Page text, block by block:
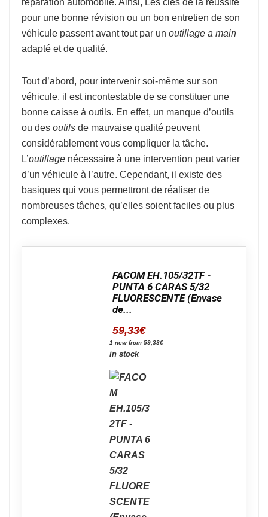
pour une bonne révision ou un bon entretien de son
véhicule passent avant tout par un outillage a main
adapté et de qualité.
Tout d’abord, pour intervenir soi-même sur son
véhicule, il est incontestable de se constituer une
bonne caisse à outils. En effet, un manque d’outils
ou des outils de mauvaise qualité peuvent
considérablement vous compliquer la tâche.
L’outillage nécessaire à une intervention peut varier
d’un véhicule à l’autre. Cependant, il existe des
basiques qui vous permettront de réaliser de
nombreuses tâches, qu’elles soient faciles ou plus
complexes.
FACOM EH.105/32TF -
PUNTA 6 CARAS 5/32
FLUORESCENTE (Envase
de...
59,33€
1 new from 59,33€
in stock